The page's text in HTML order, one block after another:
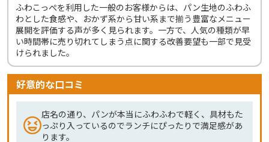
ふわこっぺを利用した一般のお客様からは、パン生地のふわふ
わとした食感や、おかず系から甘い系まで揃う豊富なメニュー
展開を評価する声が多く見られます。一方で、人気の種類が早
い時間帯に売り切れてしまう点に関する改善要望も一部で見受
けられました。
好意的な口コミ
店名の通り、パンが本当にふわふわで軽く、具材もた
っぷり入っているのでランチにぴったりで満足感があ
ります。